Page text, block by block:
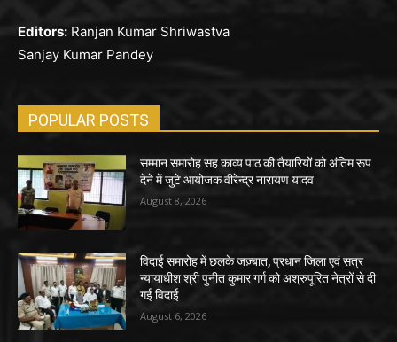
Editors: Ranjan Kumar Shriwastva
Sanjay Kumar Pandey
POPULAR POSTS
सम्मान समारोह सह काव्य पाठ की तैयारियों को अंतिम रूप
देने में जुटे आयोजक वीरेन्द्र नारायण यादव
August 8, 2026
विदाई समारोह में छलके जज़्बात, प्रधान जिला एवं सत्र
न्यायाधीश श्री पुनीत कुमार गर्ग को अश्रुपूरित नेत्रों से दी
गई विदाई
August 6, 2026